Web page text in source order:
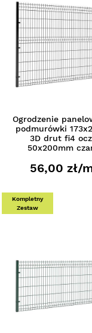
Ogrodzenie
podmurówki
3D drut fi4
50x200mm
56,00 zł/
Kompletny
Zestaw